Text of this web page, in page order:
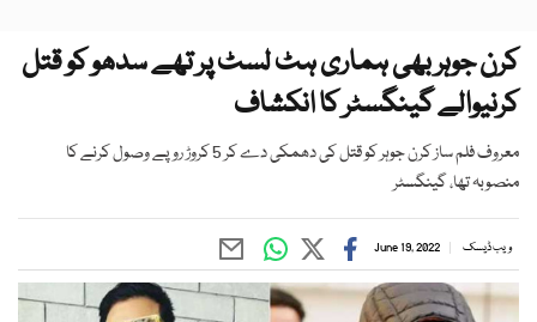
کرن جوہر بھی ہماری ہٹ لسٹ پر تھے سدھو کو قتل
کرنیوالے گینگسٹر کا انکشاف
معروف فلم ساز کرن جوہر کو قتل کی دھمکی دے کر 5 کروڑ روپے وصول کرنے کا
منصوبہ تھا، گینگسٹر
ویب ڈیسک June 19, 2022